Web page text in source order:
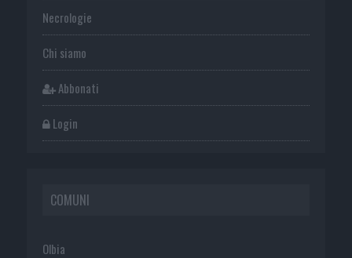
Necrologie
Chi siamo
Abbonati
Login
COMUNI
Olbia